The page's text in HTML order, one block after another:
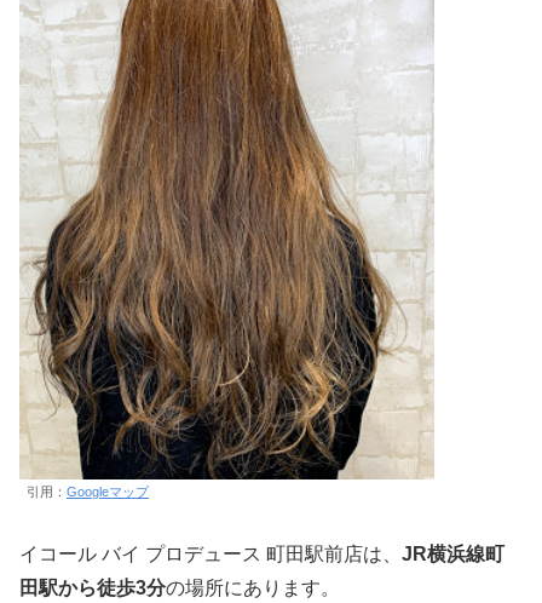
引用： Googleマップ
イコール バイ プロデュース 町田駅前店は、 JR横浜線町
田駅から徒歩3分の場所にあります。